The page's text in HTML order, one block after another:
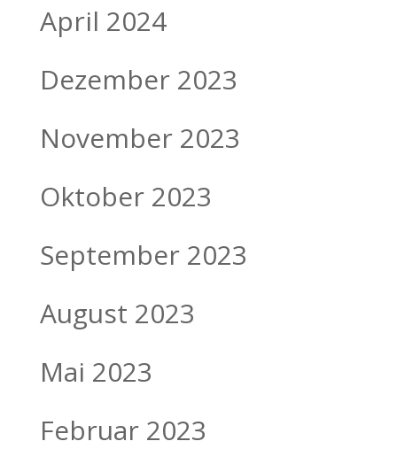
April 2024
Dezember 2023
November 2023
Oktober 2023
September 2023
August 2023
Mai 2023
Februar 2023